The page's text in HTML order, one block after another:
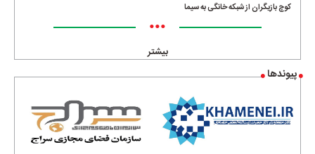
کوچ بازیگران از شبکه خانگی به سیما
•••
بیشتر
پیوندها